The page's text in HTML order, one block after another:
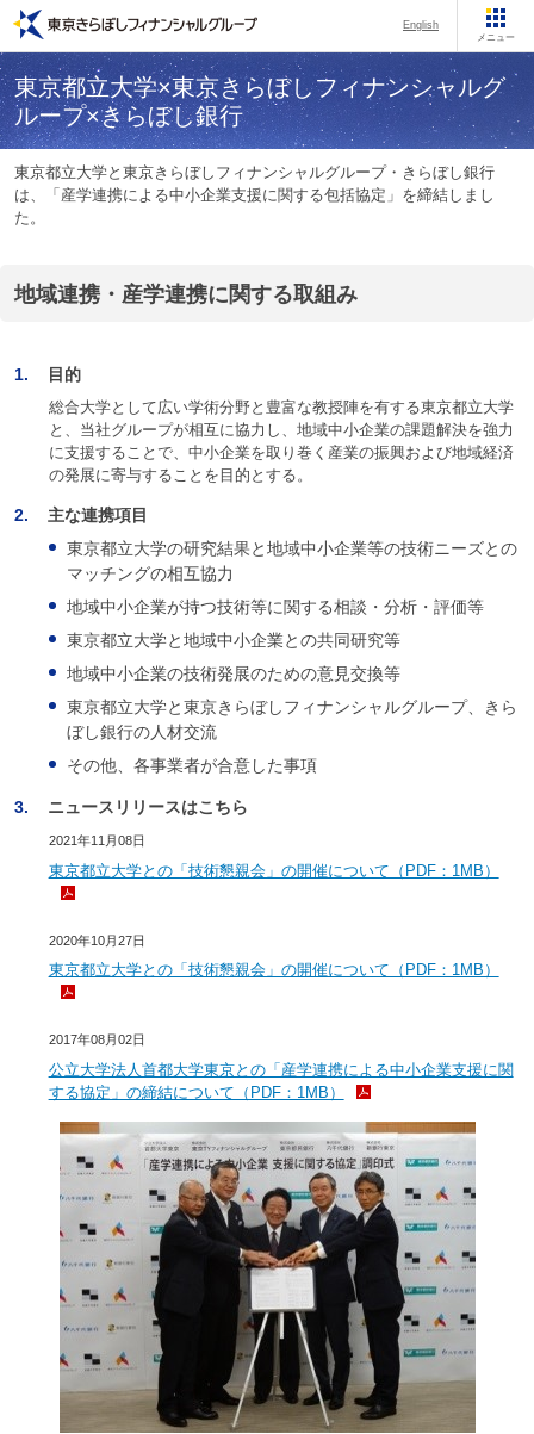
English
メニュー
東京都立大学×東京きらぼしフィナンシャルグ
ループ×きらぼし銀行
東京都立大学と東京きらぼしフィナンシャルグループ・きらぼし銀行
は、「産学連携による中小企業支援に関する包括協定」を締結しまし
た。
地域連携・産学連携に関する取組み
1. 目的
総合大学として広い学術分野と豊富な教授陣を有する東京都立大学
と、当社グループが相互に協力し、地域中小企業の課題解決を強力
に支援することで、中小企業を取り巻く産業の振興および地域経済
の発展に寄与することを目的とする。
2.
主な連携項目
東京都立大学の研究結果と地域中小企業等の技術ニーズとの
マッチングの相互協力
地域中小企業が持つ技術等に関する相談・分析・評価等
東京都立大学と地域中小企業との共同研究等
地域中小企業の技術発展のための意見交換等
東京都立大学と東京きらぼしフィナンシャルグループ、きら
ぼし銀行の人材交流
その他、各事業者が合意した事項
3. ニュースリリースはこちら
2021年11月08日
東京都立大学との「技術懇親会」の開催について（PDF：1MB）
2020年10月27日
東京都立大学との「技術懇親会」の開催について（PDF：1MB）
2017年08月02日
公立大学法人首都大学東京との「産学連携による中小企業支援に関
する協定」の締結について（PDF：1MB）